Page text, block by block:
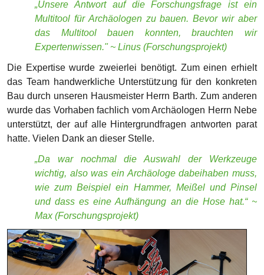
wichtig, also was ein Archäologe dabeihaben muss,
wie zum Beispiel ein Hammer, Meißel und Pinsel
und dass es eine Aufhängung an die Hose hat.“ ~
Max (Forschungsprojekt)
Das Roboterdesign:
Steine aufeinander stapeln kann
jeder, aber soll am Ende ein kleines Kunstwerk entstehen
und darin liegt die Herausforderung. Oft liegt der Fokus
entweder auf der Optik oder der Funktionalität. Doch je
auf dem Wettbewerbstisch agiert, desto höher sind die
Gewinnchancen. Die Teammitglieder einigten sich auf ein
konkretes Design. Ein schwarz-gelber, autonomer,